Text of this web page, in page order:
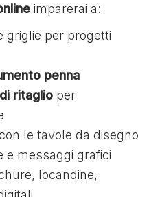
imparerai a:
griglie per progetti
penna
ritaglio per
le tavole da disegno
e messaggi grafici
locandine,